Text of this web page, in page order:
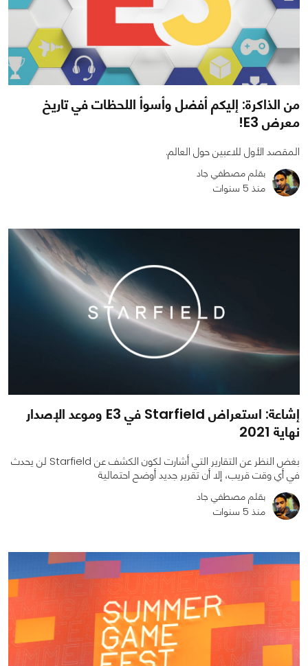
0
من الذاكرة: إليكم أفضل وأسوأ اللحظات في تاريخ
معرض E3!
المقصد الأول للاعبين حول العالم.
بقلم مصطفي جاد
منذ 5 سنوات
إشاعة: استعراض Starfield في E3 وموعد الإصدار
نهاية 2021
بغض النظر عن التقارير التي أشارت لكون الكشف عن Starfield لن يحدث
في أي وقت قريب، إلا أن تقرير جديد أوضح احتمالية
بقلم مصطفي جاد
منذ 5 سنوات